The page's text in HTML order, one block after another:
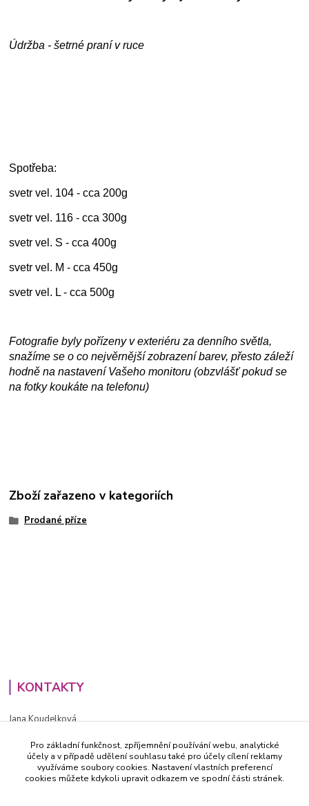
Údržba - šetrné praní v ruce
Spotřeba:
svetr vel. 104 - cca 200g
svetr vel. 116 - cca 300g
svetr vel. S - cca 400g
svetr vel. M - cca 450g
svetr vel. L - cca 500g
Fotografie byly pořízeny v exteriéru za denního světla,
snažíme se o co nejvěrnější zobrazení barev, přesto záleží
hodně na nastavení Vašeho monitoru (obzvlášť pokud se
na fotky koukáte na telefonu)
Zboží zařazeno v kategoriích
Prodané příze
KONTAKTY
Jana Koudelková
PO - PÁ (8-16h)
info@decida.cz
Pro základní funkčnost, zpříjemnění používání webu, analytické
účely a v případě udělení souhlasu také pro účely cílení reklamy
využíváme soubory cookies. Nastavení vlastních preferencí
cookies můžete kdykoli upravit odkazem ve spodní části stránek.